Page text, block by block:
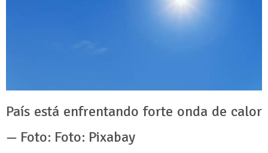
País está enfrentando forte onda de calor
— Foto: Foto: Pixabay